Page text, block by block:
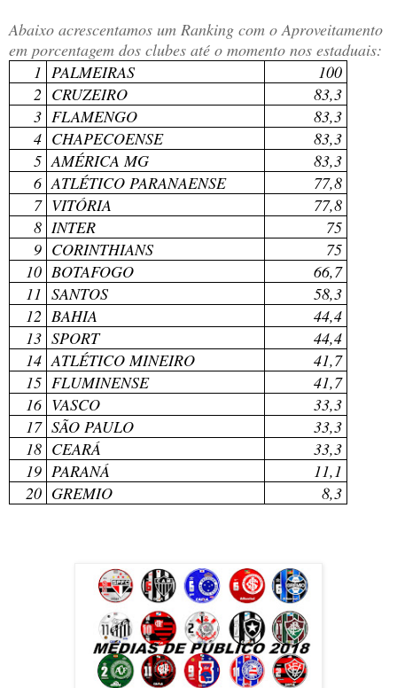
Abaixo acrescentamos um Ranking com o Aproveitamento
em porcentagem dos clubes até o momento nos estaduais:
1 PALMEIRAS
100
2 CRUZEIRO
83,3
3 FLAMENGO
83,3
4 CHAPECOENSE
83,3
5 AMÉRICA MG
83,3
6 ATLÉTICO PARANAENSE
77,8
7 VITÓRIA
77,8
8 INTER
75
9 CORINTHIANS
75
10 BOTAFOGO
66,7
11 SANTOS
58,3
12 BAHIA
44,4
13 SPORT
44,4
14 ATLÉTICO MINEIRO
41,7
15 FLUMINENSE
41,7
16 VASCO
33,3
17 SÃO PAULO
33,3
18 CEARÁ
33,3
19 PARANÁ
11,1
20 GREMIO 8,3